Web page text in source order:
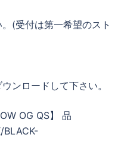
(受付は第一希望のスト
ンロードして下さい。
OG QS】 品
BLACK-